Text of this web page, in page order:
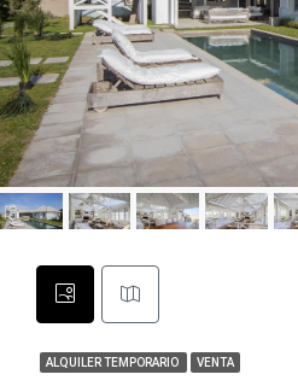
ALQUILER TEMPORARIO VENTA